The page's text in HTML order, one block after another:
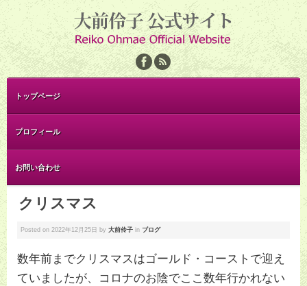
トップページ
プロフィール
お問い合わせ
クリスマス
Posted on 2022年12月25日 by 大前伶子 in ブログ
数年前までクリスマスはゴールド・コーストで迎え
ていましたが、コロナのお陰でここ数年行かれない